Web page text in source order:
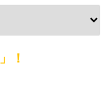
！